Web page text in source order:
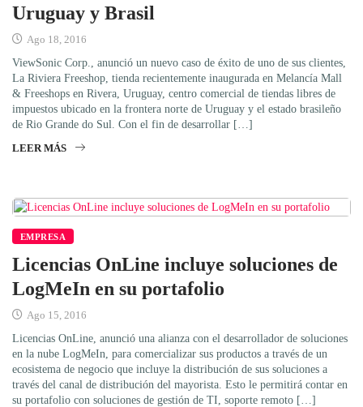
Uruguay y Brasil
Ago 18, 2016
ViewSonic Corp., anunció un nuevo caso de éxito de uno de sus clientes,
La Riviera Freeshop, tienda recientemente inaugurada en Melancía Mall
& Freeshops en Rivera, Uruguay, centro comercial de tiendas libres de
impuestos ubicado en la frontera norte de Uruguay y el estado brasileño
de Rio Grande do Sul. Con el fin de desarrollar […]
LEER MÁS
EMPRESA
Licencias OnLine incluye soluciones de
LogMeIn en su portafolio
Ago 15, 2016
Licencias OnLine, anunció una alianza con el desarrollador de soluciones
en la nube LogMeIn, para comercializar sus productos a través de un
ecosistema de negocio que incluye la distribución de sus soluciones a
través del canal de distribución del mayorista. Esto le permitirá contar en
su portafolio con soluciones de gestión de TI, soporte remoto […]